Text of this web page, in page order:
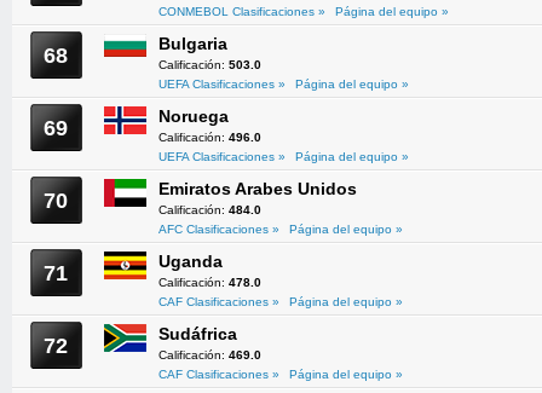
CONMEBOL Clasificaciones »
Página del equipo »
68 Bulgaria
Calificación: 503.0
UEFA Clasificaciones »
Página del equipo »
69 Noruega
Calificación: 496.0
UEFA Clasificaciones »
Página del equipo »
70 Emiratos Arabes Unidos
Calificación: 484.0
AFC Clasificaciones »
Página del equipo »
71 Uganda
Calificación: 478.0
CAF Clasificaciones »
Página del equipo »
72 Sudáfrica
Calificación: 469.0
CAF Clasificaciones »
Página del equipo »